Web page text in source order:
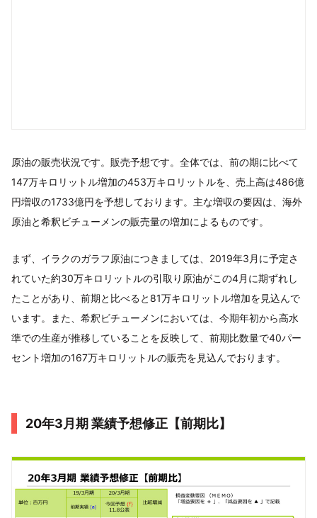
原油の販売状況です。販売予想です。全体では、前の期に比べて
147万キロリットル増加の453万キロリットルを、売上高は486億
円増収の1733億円を予想しております。主な増収の要因は、海外
原油と希釈ビチューメンの販売量の増加によるものです。
まず、イラクのガラフ原油につきましては、2019年3月に予定さ
れていた約30万キロリットルの引取り原油がこの4月に期ずれし
たことがあり、前期と比べると81万キロリットル増加を見込んで
います。また、希釈ビチューメンにおいては、今期年初から高水
準での生産が推移していることを反映して、前期比数量で40パー
セント増加の167万キロリットルの販売を見込んでおります。
20年3月期 業績予想修正【前期比】